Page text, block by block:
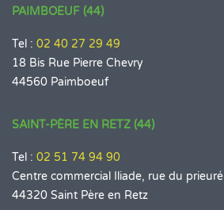
PAIMBOEUF (44)
Tel : 02 40 27 29 49
18 Bis Rue Pierre Chevry
44560 Paimboeuf
SAINT-PÈRE EN RETZ (44)
Tel : 02 51 74 94 90
Centre commercial Iliade, rue du prieuré
44320 Saint Père en Retz